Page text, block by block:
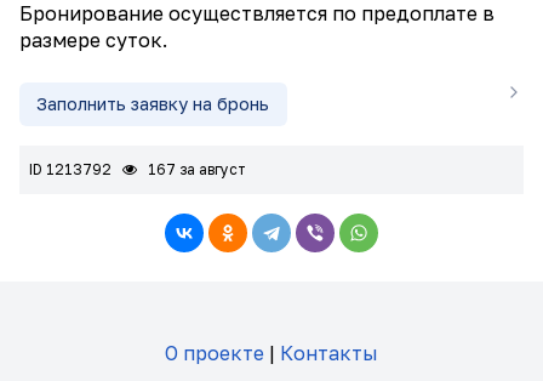
Бронирование осуществляется по предоплате в
размере суток.
Заполнить заявку на бронь
ID 1213792 167 за август
О проекте | Контакты